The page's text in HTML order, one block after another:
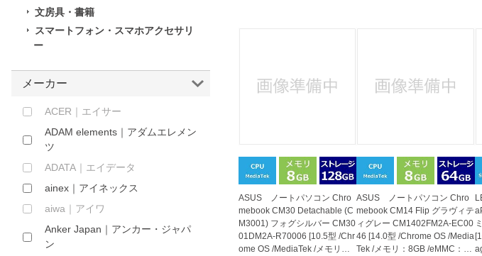
ASUS ノートパソコン Chro
mebook CM30 Detachable (C
M3001) フォグシルバー CM30
01DM2A-R70006 [10.5型 /Chr
ome OS /MediaTek /メモリ：8
ASUS ノートパソコン Chro
mebook CM14 Flip グラヴィテ
ィグレー CM1402FM2A-EC00
46 [14.0型 /Chrome OS /Media
Tek /メモリ：8GB /eMMC：64
文房具・書籍
スマートフォン・スマホアクセサリ
ー
メーカー
ACER｜エイサー
ADAM elements｜アダムエレメン
ツ
ADATA｜エイデータ
ainex｜アイネックス
aiwa｜アイワ
Anker Japan｜アンカー・ジャパ
ン